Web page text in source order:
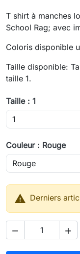
T shirt à manches
School Rag; avec
Coloris disponible
Taille disponible:
taille 1.
Taille : 1
Couleur : Rouge
 Derniers
 